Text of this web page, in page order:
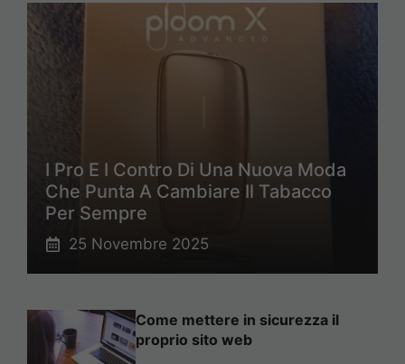
I Pro E I Contro Di Una Nuova Moda
Che Punta A Cambiare Il Tabacco
Per Sempre
25 Novembre 2025
Come mettere in sicurezza il
proprio sito web